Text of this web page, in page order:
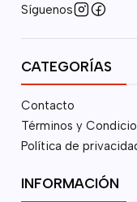
Síguenos
CATEGORÍAS
Contacto
Términos y
Política de
INFORMACIÓN